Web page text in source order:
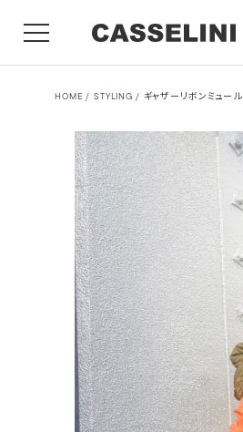
HOME STYLING ギャザーリボンミュール